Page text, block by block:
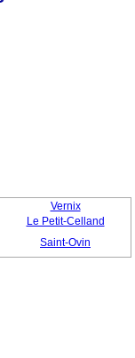
Vernix
Le Petit-Celland
Saint-Ovin